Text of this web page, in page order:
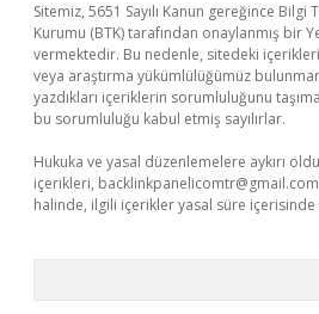
Sitemiz, 5651 Sayılı Kanun gereğince
Kurumu (BTK) tarafından onaylanmış bir
vermektedir. Bu nedenle, sitedeki
veya araştırma yükümlülüğümüz
yazdıkları içeriklerin sorumluluğunu
bu sorumluluğu kabul etmiş sayılırlar.
Hukuka ve yasal düzenlemelere aykırı
içerikleri, backlinkpanelicomtr@gmail.com
halinde, ilgili içerikler yasal süre içerisinde